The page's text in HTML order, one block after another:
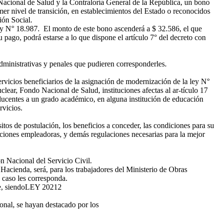
de Salud y la Contraloría General de la República, un bono
nivel de transición, en establecimientos del Estado o reconocidos
Social.
18.987. El monto de este bono ascenderá a $ 32.586, el que
podrá estarse a lo que dispone el artículo 7° del decreto con
y penales que pudieren corresponderles.
beneficiarios de la asignación de modernización de la ley N°
Fondo Nacional de Salud, instituciones afectas al ar-tículo 17
a un grado académico, en alguna institución de educación
de postulación, los beneficios a conceder, las condiciones para su
empleadoras, y demás regulaciones necesarias para la mejor
Nacional del Servicio Civil.
será, para los trabajadores del Ministerio de Obras
les corresponda.
siendoLEY 20212
se hayan destacado por los